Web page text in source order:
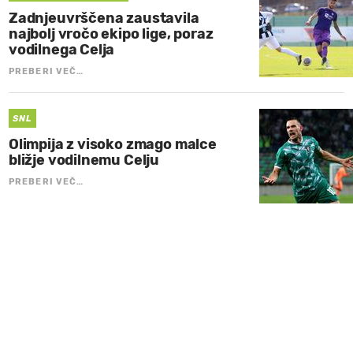
Zadnjeuvrščena zaustavila
najbolj vročo ekipo lige, poraz
vodilnega Celja
PREBERI VEČ…
SNL
Olimpija z visoko zmago malce
bližje vodilnemu Celju
PREBERI VEČ…